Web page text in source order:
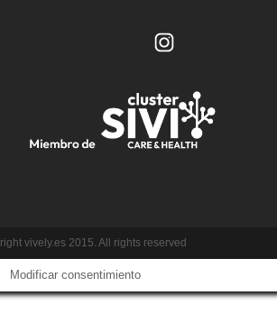
vively.es 2015. All rights reserved
Modificar consentimiento